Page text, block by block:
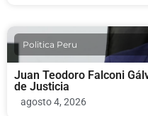
Politica Peru
Juan Teodoro Falconi
de Justicia
agosto 4, 2026